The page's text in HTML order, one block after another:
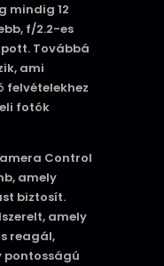
mindig 12
f/2.2-es
Továbbá
ami
felvételekhez
fotók
Control
amely
biztosít.
amely
reagál,
pontosságú